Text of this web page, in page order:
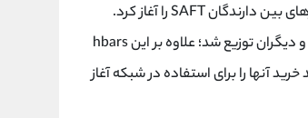
چند ساعت پس از آن انتقال به "دسترسی آزاد"، خزانه داری هدرا توزیع بارهای بین دارندگان SAFT را آغاز كرد.
برخی از بارهای اضافی در روزهای بعد به كارمندان، مشاوران، فروشندگان و دیگران توزیع شد؛ علاوه بر این hbars
آنها را برای استفاده در شبکه آغاز